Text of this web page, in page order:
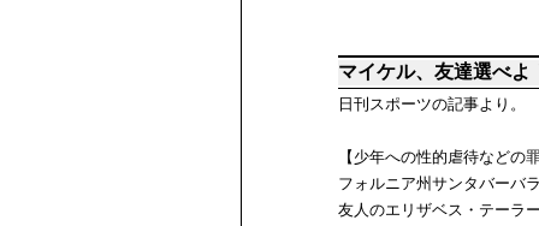
マイケル、友達選べよ
日刊スポーツの記事より。
【少年への性的虐待など
フォルニア州サンタバーバ
友人のエリザベス・テーラ